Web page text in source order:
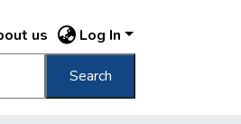
us Log In
Search